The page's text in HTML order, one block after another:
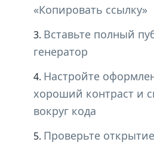
«Копировать ссылку»
Вставьте полный
генератор
Настройте
хороший контраст и
вокруг кода
Проверьте